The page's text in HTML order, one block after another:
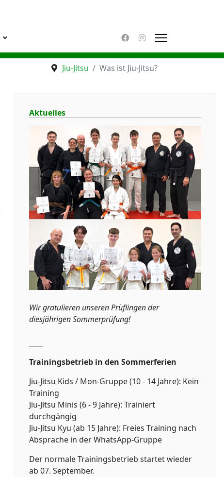
Jiu-Jitsu Was ist Jiu-Jitsu?
Aktuelles
Wir gratulieren unseren Prüflingen der
diesjährigen Sommerprüfung!
Trainingsbetrieb in den Sommerferien
Jiu-Jitsu Kids / Mon-Gruppe (10 - 14 Jahre): Kein
Training
Jiu-Jitsu Minis (6 - 9 Jahre): Trainiert
durchgängig
Jiu-Jitsu Kyu (ab 15 Jahre): Freies Training nach
Absprache in der WhatsApp-Gruppe
Der normale Trainingsbetrieb startet wieder
ab 07. September.